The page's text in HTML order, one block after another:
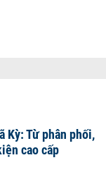
Kỳ: Từ phân phối,
cao cấp